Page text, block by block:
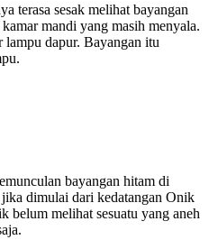
terasa sesak melihat bayangan
mandi yang masih menyala.
dapur. Bayangan itu
bayangan hitam di
dimulai dari kedatangan Onik
belum melihat sesuatu yang aneh